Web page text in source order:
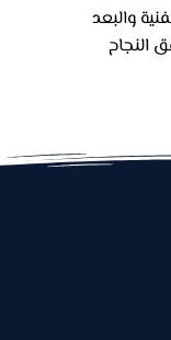
والبعد
النجاح